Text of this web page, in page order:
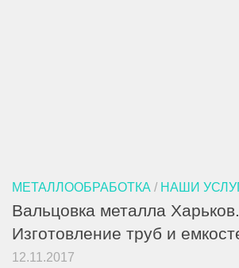
МЕТАЛЛООБРАБОТКА / НАШИ
Вальцовка металла Харьков.
Изготовление труб и
12.11.2017